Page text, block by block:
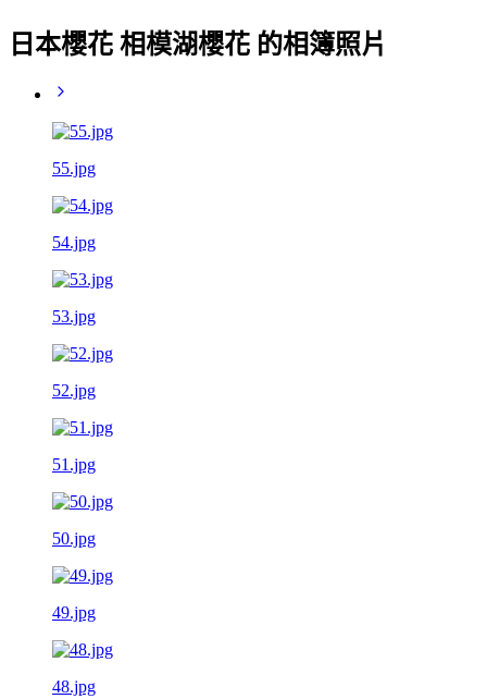
日本櫻花 相模湖櫻花 的相簿照片
55.jpg
54.jpg
53.jpg
52.jpg
51.jpg
50.jpg
49.jpg
48.jpg